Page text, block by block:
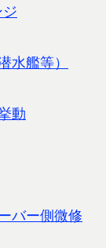
水艦等）
動
バー側微修